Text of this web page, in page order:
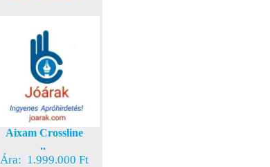
Aixam Crossline
..
Ára: 1.999.000 Ft